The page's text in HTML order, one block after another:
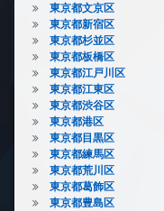
東京都文京区
東京都新宿区
東京都杉並区
東京都板橋区
東京都江戸川区
東京都江東区
東京都渋谷区
東京都港区
東京都目黒区
東京都練馬区
東京都荒川区
東京都葛飾区
東京都豊島区